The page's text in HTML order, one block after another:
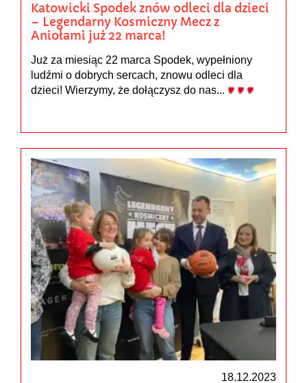
Katowicki Spodek znów odleci dla dzieci
– Legendarny Kosmiczny Mecz z
Aniołami już 22 marca!
Już za miesiąc 22 marca Spodek, wypełniony
ludźmi o dobrych sercach, znowu odleci dla
dzieci! Wierzymy, że dołączysz do nas...
18.12.2023